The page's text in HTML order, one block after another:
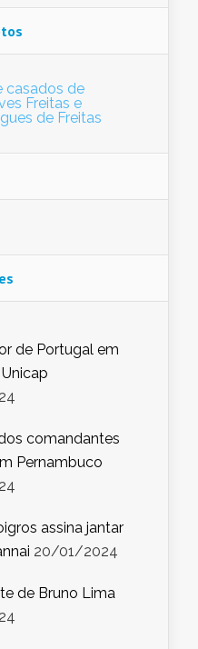
de Portugal em
comandantes
Pernambuco
assina jantar
20/01/2024
de Bruno Lima